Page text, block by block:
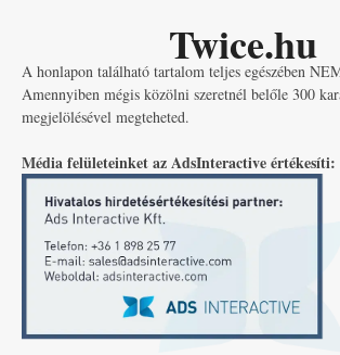
Twice.hu
A honlapon található tartalom teljes egészében
Amennyiben mégis közölni szeretnél belőle 300
megjelölésével megteheted.
Média felületeinket az AdsInteractive értékesíti: